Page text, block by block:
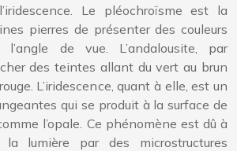
Le pléochroïsme est la
pierres de présenter des couleurs
de vue. L’andalousite, par
des teintes allant du vert au brun
L’iridescence, quant à elle, est un
qui se produit à la surface de
l’opale. Ce phénomène est dû à
lumière par des microstructures